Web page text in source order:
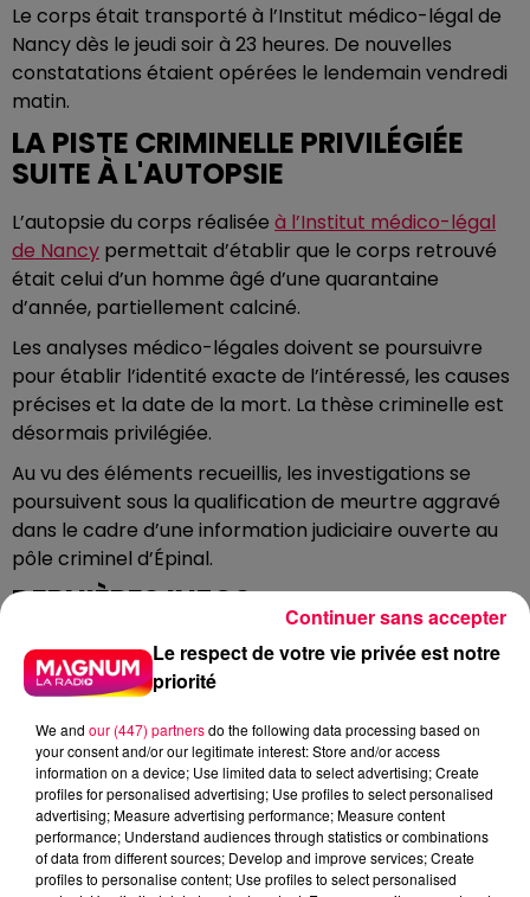
Le corps était transporté à l’Institut médico-légal de
Nancy dès le jeudi soir à 23 heures. De nouvelles
constatations étaient opérées le lendemain vendredi
matin.
LA PISTE CRIMINELLE PRIVILÉGIÉE
SUITE À L'AUTOPSIE
L’autopsie du corps réalisée à l’Institut médico-légal
de Nancy permettait d’établir que le corps retrouvé
était celui d’un homme âgé d’une quarantaine
d’année, partiellement calciné.
Les analyses médico-légales doivent se poursuivre
pour établir l’identité exacte de l’intéressé, les causes
précises et la date de la mort. La thèse criminelle est
désormais privilégiée.
Au vu des éléments recueillis, les investigations se
poursuivent sous la qualification de meurtre aggravé
dans le cadre d’une information judiciaire ouverte au
pôle criminel d’Épinal.
DERNIÈRES INFOS
Le respect de votre vie privée est notre
priorité
We and our (447) partnersdo the following data processing based on
your consent and/or our legitimate interest: Store and/or access
information on a device; Use limited data to select advertising; Create
profiles for personalised advertising; Use profiles to select personalised
advertising; Measure advertising performance; Measure content
performance; Understand audiences through statistics or combinations
of data from different sources; Develop and improve services; Create
profiles to personalise content; Use profiles to select personalised
Continuer sans accepter